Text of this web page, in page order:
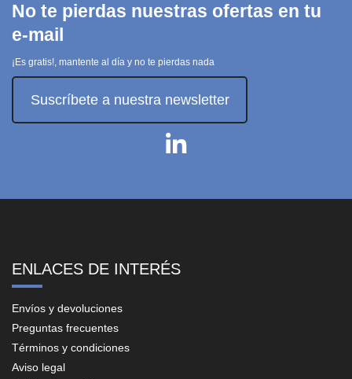
No te pierdas nuestras ofertas en tu
e-mail
¡Es gratis!, mantente al día y no te pierdas nada
Suscríbete a nuestra newsletter
ENLACES DE INTERÉS
Envíos y devoluciones
Preguntas frecuentes
Términos y condiciones
Aviso legal